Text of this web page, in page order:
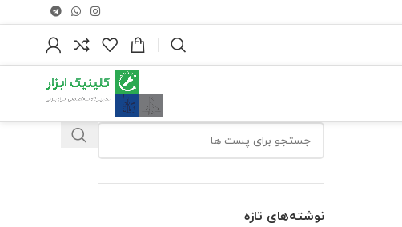
نوشته‌های تازه